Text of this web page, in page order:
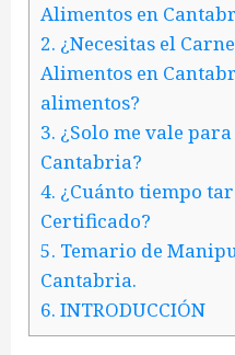
Alimentos en
2. ¿Necesitas el
Alimentos en
alimentos?
3. ¿Solo me vale
Cantabria?
4. ¿Cuánto tiempo
Certificado?
5. Temario de
Cantabria.
6. INTRODUCCIÓN